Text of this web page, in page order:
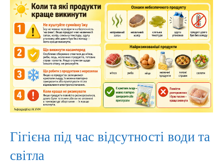
Гігієна під час відсутності води та
світла